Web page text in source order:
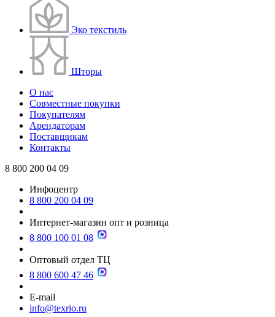
Эко текстиль
Шторы
О нас
Совместные покупки
Покупателям
Арендаторам
Поставщикам
Контакты
8 800 200 04 09
Инфоцентр
8 800 200 04 09
Интернет-магазин опт и розница
8 800 100 01 08
Оптовый отдел ТЦ
8 800 600 47 46
E-mail
info@texrio.ru